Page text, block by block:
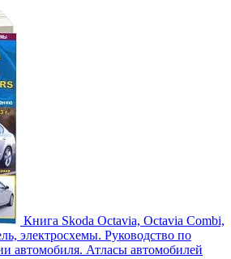
Книга Skoda Octavia, Octavia Combi,
электросхемы. Руководство по
автомобиля. Атласы автомобилей